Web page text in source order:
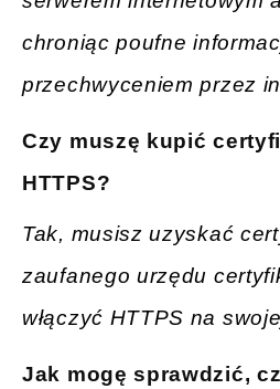
chroniąc poufne
przechwyceniem przez
Czy muszę kupić
HTTPS?
Tak, musisz uzyskać
zaufanego urzędu
włączyć HTTPS na
Jak mogę sprawdzić,